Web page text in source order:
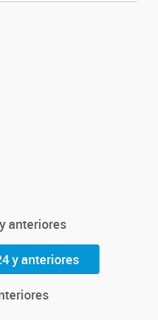
anteriores
y anteriores